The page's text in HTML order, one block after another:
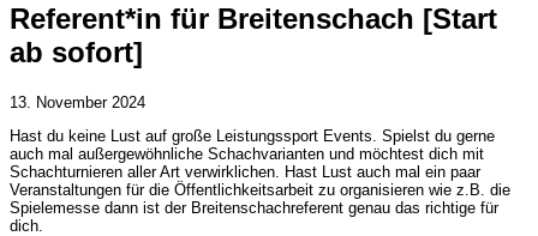
Referent*in für Breitenschach [Start
ab sofort]
13. November 2024
Hast du keine Lust auf große Leistungssport Events. Spielst du gerne
auch mal außergewöhnliche Schachvarianten und möchtest dich mit
Schachturnieren aller Art verwirklichen. Hast Lust auch mal ein paar
Veranstaltungen für die Öffentlichkeitsarbeit zu organisieren wie z.B. die
Spielemesse dann ist der Breitenschachreferent genau das richtige für
dich.